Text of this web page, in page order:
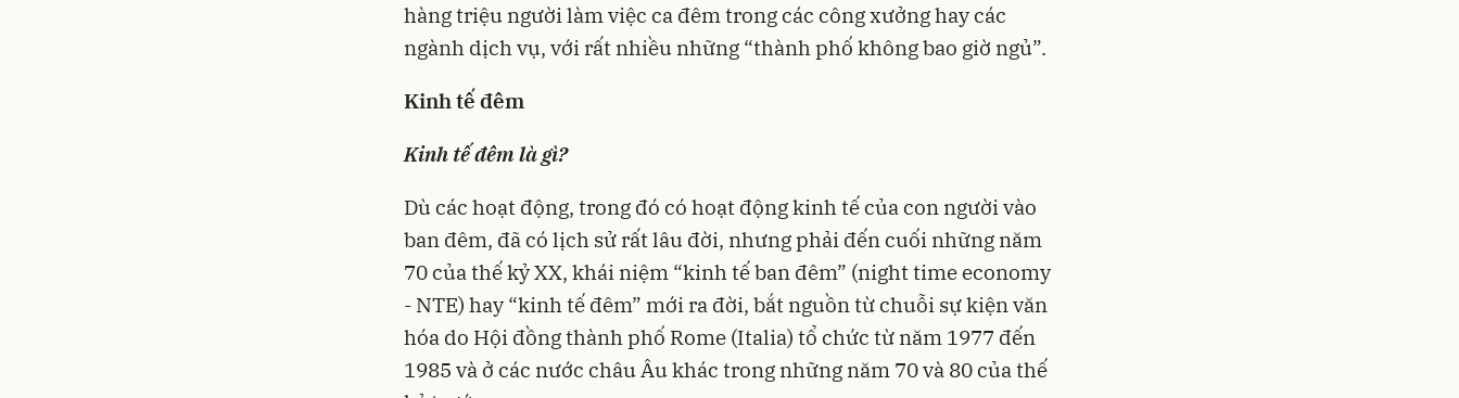
hàng triệu người làm việc ca đêm trong các công xưởng hay các
ngành dịch vụ, với rất nhiều những “thành phố không bao giờ ngủ”.
Kinh tế đêm
Kinh tế đêm là gì?
Dù các hoạt động, trong đó có hoạt động kinh tế của con người vào
ban đêm, đã có lịch sử rất lâu đời, nhưng phải đến cuối những năm
70 của thế kỷ XX, khái niệm “kinh tế ban đêm” (night time economy
- NTE) hay “kinh tế đêm” mới ra đời, bắt nguồn từ chuỗi sự kiện văn
hóa do Hội đồng thành phố Rome (Italia) tổ chức từ năm 1977 đến
1985 và ở các nước châu Âu khác trong những năm 70 và 80 của thế